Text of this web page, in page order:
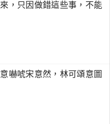
，只因做錯這些事，不能
嚇唬宋意然，林可頌意圖